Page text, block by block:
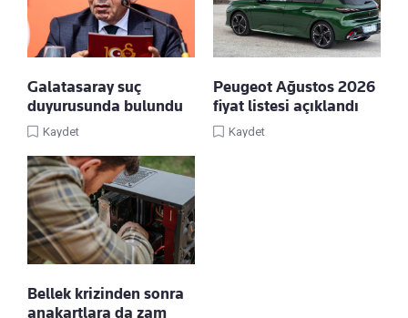
Galatasaray suç
duyurusunda bulundu
Kaydet
Peugeot Ağustos 2026
fiyat listesi açıklandı
Kaydet
Bellek krizinden sonra
anakartlara da zam